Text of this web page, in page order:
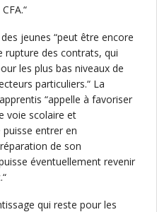
jeunes “peut être encore
rupture des contrats, qui
les plus bas niveaux de
particuliers.“ La
“appelle à favoriser
voie scolaire et
puisse entrer en
de son
éventuellement revenir
qui reste pour les